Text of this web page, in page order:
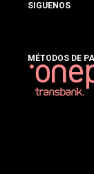
SIGUENOS
MÉTODOS DE